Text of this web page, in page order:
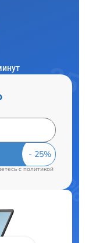
cполитикой